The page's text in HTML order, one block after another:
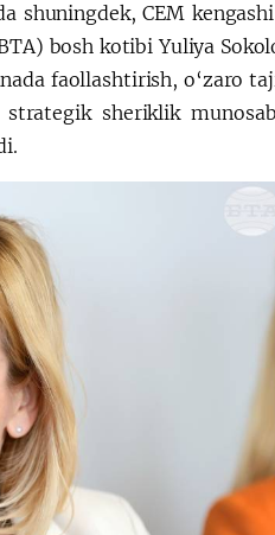
CEM
bosh kotibi Yuliya
faollashtirish, o‘zaro
sheriklik